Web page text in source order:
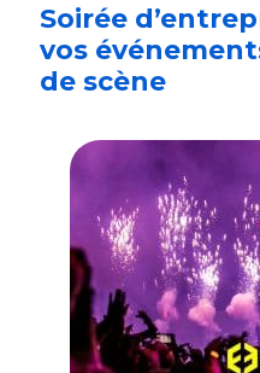
Soirée
vos
de scène